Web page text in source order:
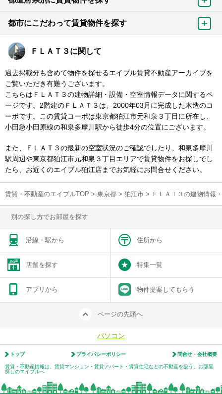
都市にこだわって賃貸物件を探す
ＦＬＡＴ３に関して
過去掲載分も含めて物件を探せるエイブル賃貸不動産アーカイブを
ご覧いただき有難うございます。
こちらはＦＬＡＴ３の建物詳細・設備・空室情報データに関するペ
ージです。2階建のＦＬＡＴ３は、2000年03月に完成した木造のコ
ーポです。この賃貸コーポは東京都狛江市元和泉３丁目に所在し、
小田急小田原線の和泉多摩川駅から徒歩4分の位置にございます。
また、ＦＬＡＴ３の最新の空室状況のご確認でしたり、和泉多摩川
駅周辺や東京都狛江市元和泉３丁目エリアで賃貸物件をお探しでし
たら、お近くのエイブル狛江店までお気軽にお問合せください。
賃貸・不動産のエイブルTOP > 東京都 > 狛江市 > ＦＬＡＴ３の建物情報
別の探し方でお部屋を探す
沿線・駅から 住所から
店舗を探す 特集一覧
アプリから 物件提案してもらう
ページの先頭へ
パソコン
トップ プライバシーポリシー 問合せ・会社概要
賃貸・不動産情報は、賃貸マンション・賃貸アパート・賃貸住宅などの不動産を扱う、お部屋
探しのエイブルへ